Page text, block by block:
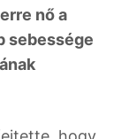
nő a
sebessége